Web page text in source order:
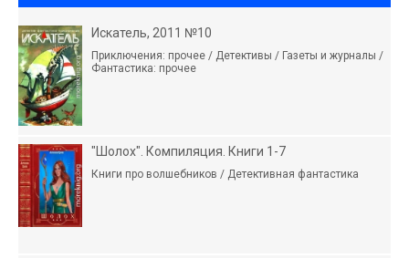
Искатель, 2011 №10
Приключения: прочее / Детективы / Газеты и журналы /
Фантастика: прочее
"Шолох". Компиляция. Книги 1-7
Книги про волшебников / Детективная фантастика